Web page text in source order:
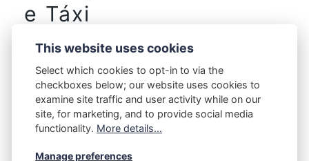
e Táxi
Serviços de rideshare e táxi oferecem
umaalternativa convenientepara viajar de
Belo Horizonte a Campinas, especialmente se
This website uses cookies
Select which cookies to opt-in to via the
checkboxes below; our website uses cookies to
examine site traffic and user activity while on our
site, for marketing, and to provide social media
functionality. More details...
Manage preferences